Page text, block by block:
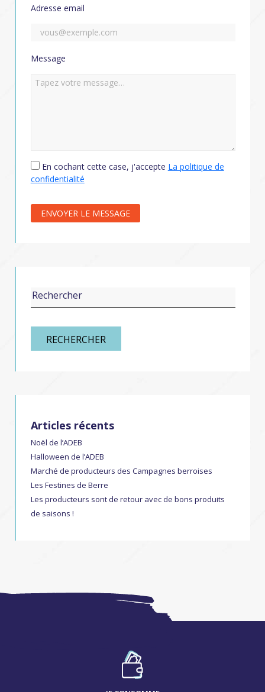
Adresse email
Message
En cochant cette case, j'accepte La politique de
confidentialité
RECHERCHER
Articles récents
Noël de l’ADEB
Halloween de l’ADEB
Marché de producteurs des Campagnes berroises
Les Festines de Berre
Les producteurs sont de retour avec de bons produits
de saisons !